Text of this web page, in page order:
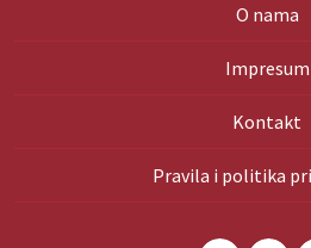
O nama
Impresum
Kontakt
Pravila i politika